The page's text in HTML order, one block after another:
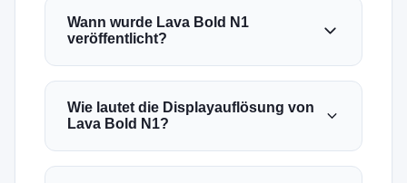
Wann wurde Lava Bold N1
veröffentlicht?
Wie lautet die Displayauflösung von
Lava Bold N1?